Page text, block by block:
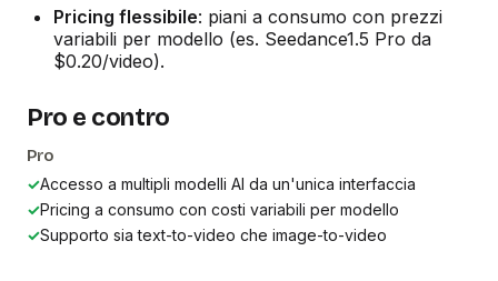
Pricing flessibile: piani a consumo con prezzi
variabili per modello (es. Seedance1.5 Pro da
$0.20/video).
Pro e contro
Pro
✓Accesso a multipli modelli AI da un'unica interfaccia
✓Pricing a consumo con costi variabili per modello
✓Supporto sia text-to-video che image-to-video